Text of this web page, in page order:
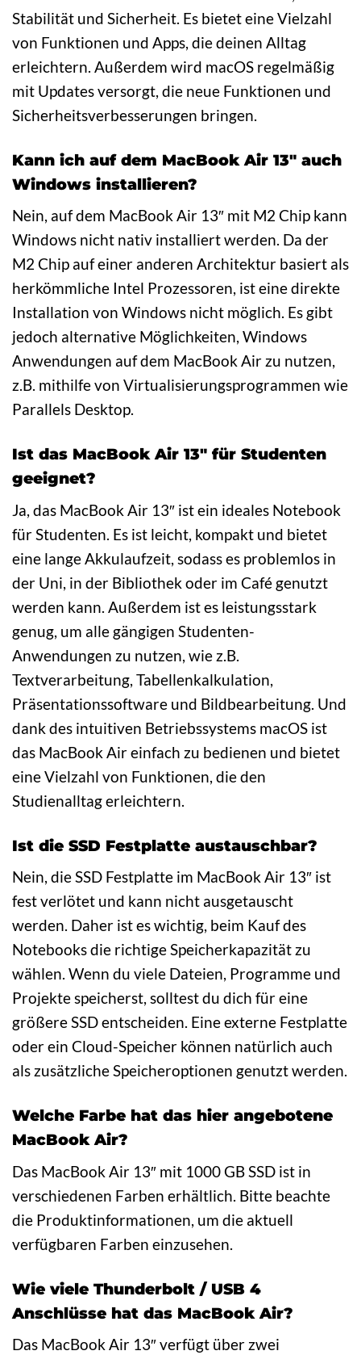
Stabilität und Sicherheit. Es bietet eine Vielzahl
von Funktionen und Apps, die deinen Alltag
erleichtern. Außerdem wird macOS regelmäßig
mit Updates versorgt, die neue Funktionen und
Sicherheitsverbesserungen bringen.
Kann ich auf dem MacBook Air 13″ auch
Windows installieren?
Nein, auf dem MacBook Air 13″ mit M2 Chip kann
Windows nicht nativ installiert werden. Da der
M2 Chip auf einer anderen Architektur basiert als
herkömmliche Intel Prozessoren, ist eine direkte
Installation von Windows nicht möglich. Es gibt
jedoch alternative Möglichkeiten, Windows
Anwendungen auf dem MacBook Air zu nutzen,
z.B. mithilfe von Virtualisierungsprogrammen wie
Parallels Desktop.
Ist das MacBook Air 13″ für Studenten
geeignet?
Ja, das MacBook Air 13″ ist ein ideales Notebook
für Studenten. Es ist leicht, kompakt und bietet
eine lange Akkulaufzeit, sodass es problemlos in
der Uni, in der Bibliothek oder im Café genutzt
werden kann. Außerdem ist es leistungsstark
genug, um alle gängigen Studenten-
Anwendungen zu nutzen, wie z.B.
Textverarbeitung, Tabellenkalkulation,
Präsentationssoftware und Bildbearbeitung. Und
dank des intuitiven Betriebssystems macOS ist
das MacBook Air einfach zu bedienen und bietet
eine Vielzahl von Funktionen, die den
Studienalltag erleichtern.
Ist die SSD Festplatte austauschbar?
Nein, die SSD Festplatte im MacBook Air 13″ ist
fest verlötet und kann nicht ausgetauscht
werden. Daher ist es wichtig, beim Kauf des
Notebooks die richtige Speicherkapazität zu
wählen. Wenn du viele Dateien, Programme und
Projekte speicherst, solltest du dich für eine
größere SSD entscheiden. Eine externe Festplatte
oder ein Cloud-Speicher können natürlich auch
als zusätzliche Speicheroptionen genutzt werden.
Welche Farbe hat das hier angebotene
MacBook Air?
Das MacBook Air 13″ mit 1000 GB SSD ist in
verschiedenen Farben erhältlich. Bitte beachte
die Produktinformationen, um die aktuell
verfügbaren Farben einzusehen.
Wie viele Thunderbolt / USB 4
Anschlüsse hat das MacBook Air?
Das MacBook Air 13″ verfügt über zwei